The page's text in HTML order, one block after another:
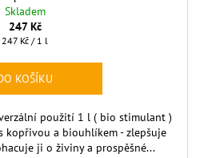
Skladem
247 Kč
Měrná
247 Kč / 1 l
KOŠÍKU
použití 1 l ( bio stimulant )
kopřivou a biouhlíkem - zlepšuje
ji o živiny a prospěšné...